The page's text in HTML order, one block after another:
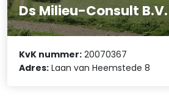
Ds Milieu-Consult B.V.
KvK nummer: 20070367
Adres: Laan van Heemstede 8